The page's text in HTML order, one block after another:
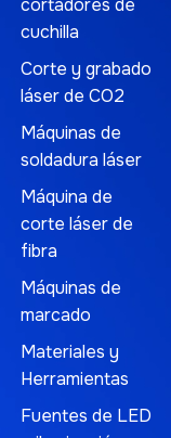
cortadores de
cuchilla
Corte y grabado
láser de CO2
Máquinas de
soldadura láser
Máquina de
corte láser de
fibra
Máquinas de
marcado
Materiales y
Herramientas
Fuentes de LED